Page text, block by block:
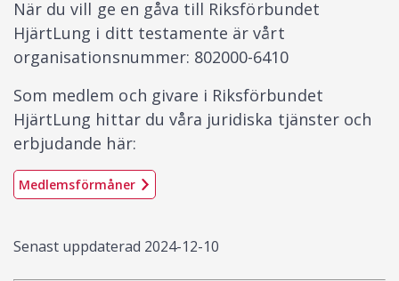
När du vill ge en gåva till Riksförbundet
HjärtLung i ditt testamente är vårt
organisationsnummer: 802000-6410
Som medlem och givare i Riksförbundet
HjärtLung hittar du våra juridiska tjänster och
erbjudande här:
Medlemsförmåner
Senast uppdaterad 2024-12-10